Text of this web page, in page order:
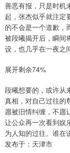
善恶有报，只是时机
起，张杰似乎就注定
的不会是一个道歉，
被段曦揭开后，瞬间
设，也几乎在一夜之
展开剩余74%
段曦想要的，或许从
真相，对自己过往的
愿被旧情纠缠，不愿
让公众再一次看到娱
为人知的过往。谁在
发布于：天津市